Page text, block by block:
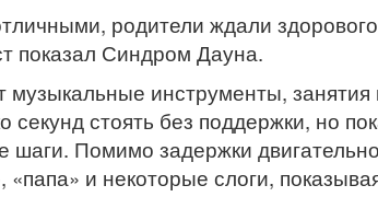
родители ждали
показал Синдром Дауна.
музыкальные инструменты, занятия
стоять без поддержки, но
Помимо задержки
«папа» и некоторые слоги,